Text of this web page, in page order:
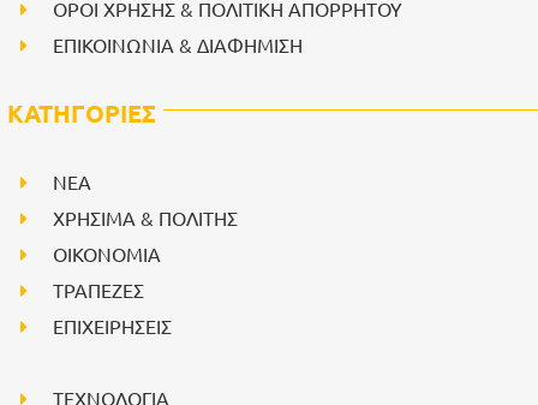
ΟΡΟΙ ΧΡΗΣΗΣ & ΠΟΛΙΤΙΚΗ ΑΠΟΡΡΗΤΟΥ
ΕΠΙΚΟΙΝΩΝΙΑ & ΔΙΑΦΗΜΙΣΗ
ΚΑΤΗΓΟΡΙΕΣ
NEA
ΧΡΗΣΙΜΑ & ΠΟΛΙΤΗΣ
ΟΙΚΟΝΟΜΙΑ
ΤΡΑΠΕΖΕΣ
ΕΠΙΧΕΙΡΗΣΕΙΣ
ΤΕΧΝΟΛΟΓΙΑ